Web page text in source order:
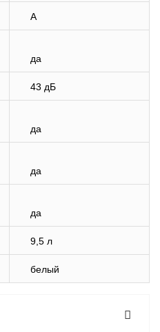
A
да
43 дБ
да
да
да
9,5 л
белый